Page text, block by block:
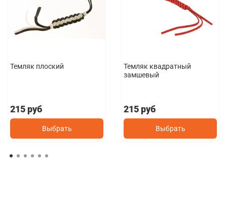
Темляк плоский
215 руб
Выбрать
Темляк квадратный
замшевый
215 руб
Выбрать